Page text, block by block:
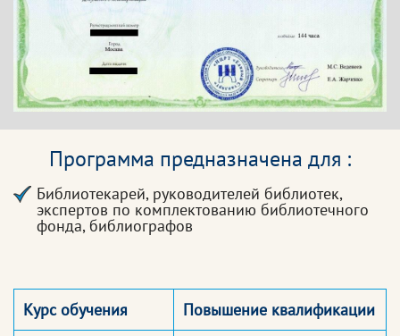
Программа предназначена для :
Библиотекарей, руководителей библиотек,
экспертов по комплектованию библиотечного
фонда, библиографов
Курс обучения
Повышение квалификации